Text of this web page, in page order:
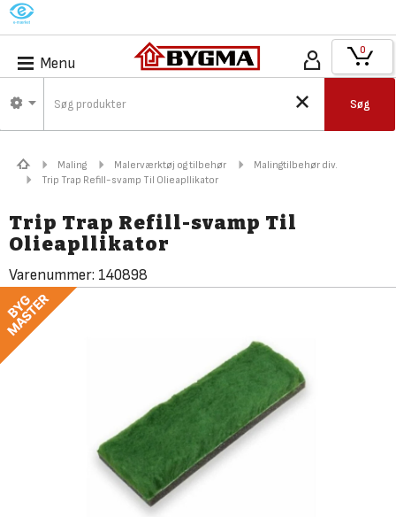
M
Menu
Søg
0
Maling Malerværktøj og tilbehør
Malingtilbehør div.
Trip Trap Refill-svamp Til Olieapllikator
Trip Trap Refill-svamp Til
Olieapllikator
Varenummer: 140898